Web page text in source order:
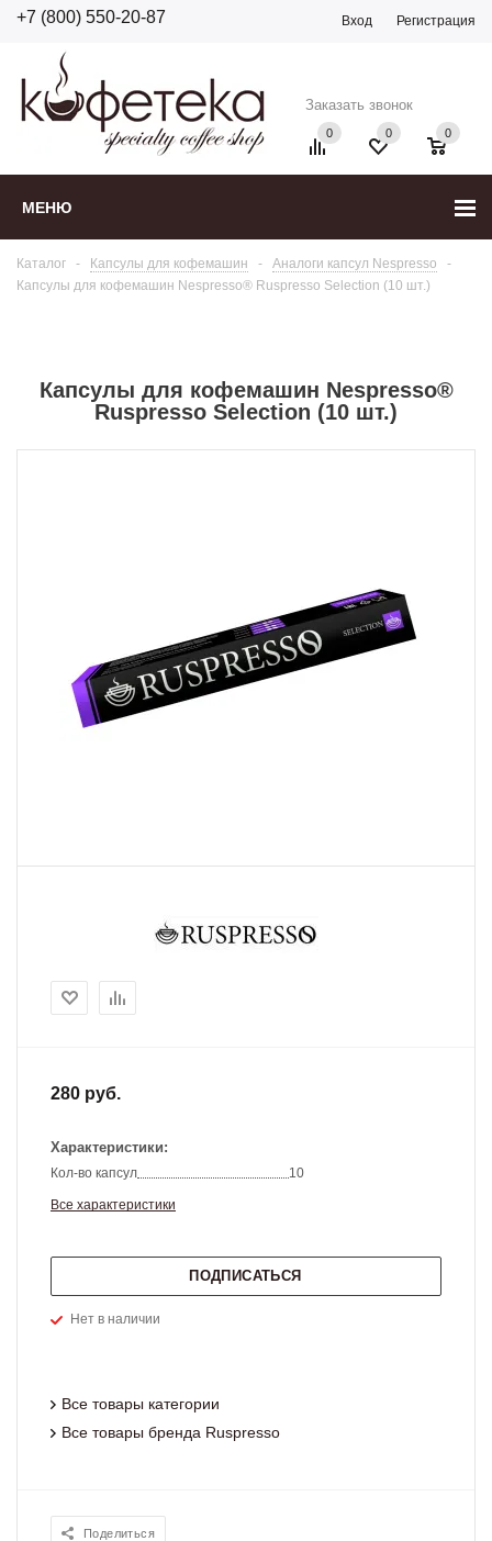
+7 (800) 550-20-87 Вход Регистрация
МЕНЮ
Заказать звонок
0 0
0
Каталог - Капсулы для кофемашин - Аналоги капсул Nespresso
-
Капсулы для кофемашин Nespresso® Ruspresso Selection (10 шт.)
Капсулы для кофемашин Nespresso®
Ruspresso Selection (10 шт.)
280 руб.
Характеристики:
Кол-во капсул 10
Все характеристики
ПОДПИСАТЬСЯ
Нет в наличии
Все товары категории
Все товары бренда Ruspresso
Поделиться